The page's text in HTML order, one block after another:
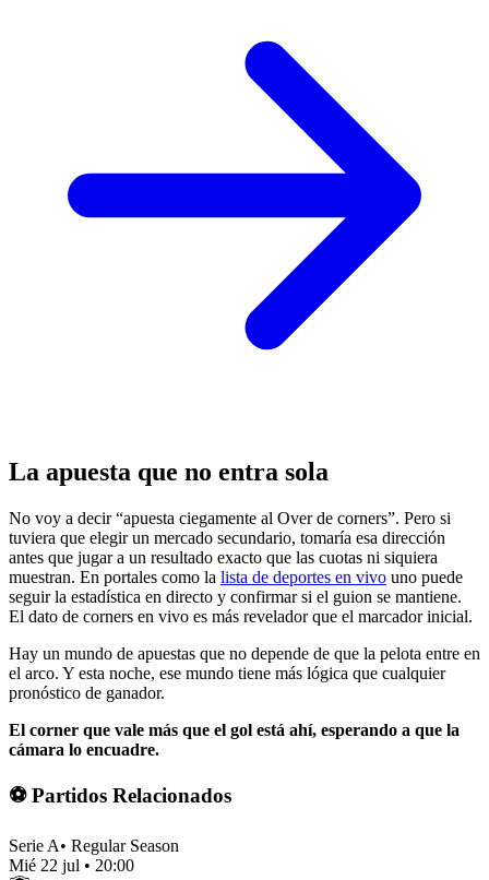
La apuesta que no entra sola
No voy a decir “apuesta ciegamente al Over de corners”. Pero si
tuviera que elegir un mercado secundario, tomaría esa dirección
antes que jugar a un resultado exacto que las cuotas ni siquiera
muestran. En portales como la lista de deportes en vivo uno puede
seguir la estadística en directo y confirmar si el guion se mantiene.
El dato de corners en vivo es más revelador que el marcador inicial.
Hay un mundo de apuestas que no depende de que la pelota entre en
el arco. Y esta noche, ese mundo tiene más lógica que cualquier
pronóstico de ganador.
El corner que vale más que el gol está ahí, esperando a que la
cámara lo encuadre.
⚽ Partidos Relacionados
Serie A• Regular Season
Mié 22 jul • 20:00